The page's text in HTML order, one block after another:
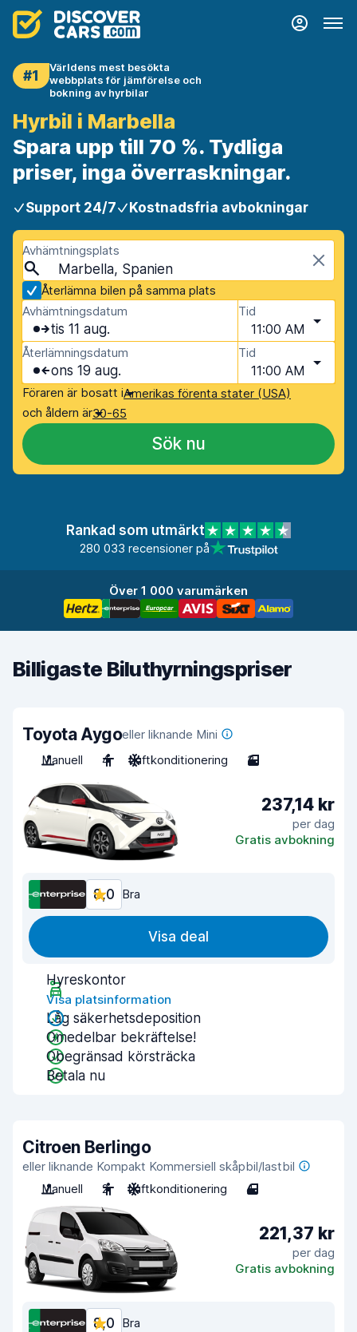
#1
Världens mest besökta
webbplats för jämförelse och
bokning av hyrbilar
Hyrbil i Marbella
Spara upp till 70 %. Tydliga
priser, inga överraskningar.
Support 24/7 Kostnadsfria avbokningar
Avhämtningsplats
Marbella, Spanien
Återlämna bilen på samma plats
Avhämtningsdatum
tis 11 aug.
Tid
11:00 AM
Återlämningsdatum
ons 19 aug.
Tid
11:00 AM
Föraren är bosatt iAmerikas förenta stater (USA)
och åldern är30-65
Sök nu
Rankad som utmärkt
280 033 recensioner på
Över 1 000 varumärken
Billigaste Biluthyrningspriser
Toyota Aygoeller liknande Mini
Manuell
4 Luftkonditionering 3
237,14 kr
per dag
Gratis avbokning
8,0 Bra
Visa deal
Hyreskontor
Visa platsinformation
Låg säkerhetsdeposition
Omedelbar bekräftelse!
Obegränsad körsträcka
Betala nu
Citroen Berlingo
eller liknande Kompakt Kommersiell skåpbil/lastbil
Manuell
2 Luftkonditionering 4
221,37 kr
per dag
Gratis avbokning
8,0 Bra